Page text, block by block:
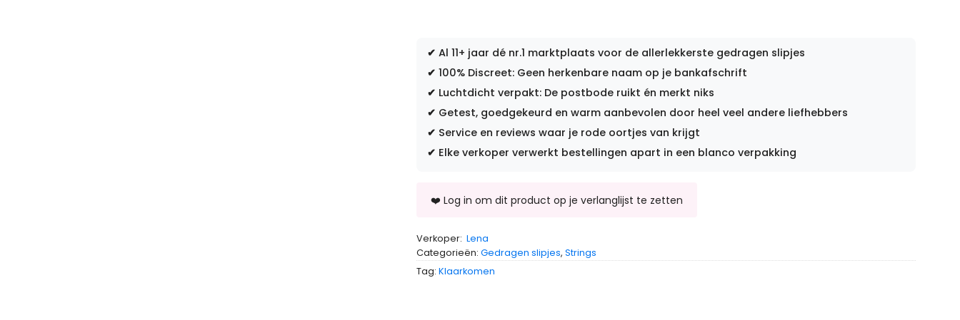
✔ Al 11+ jaar dé nr.1 marktplaats voor de allerlekkerste gedragen slipjes
✔ 100% Discreet: Geen herkenbare naam op je bankafschrift
✔ Luchtdicht verpakt: De postbode ruikt én merkt niks
✔ Getest, goedgekeurd en warm aanbevolen door heel veel andere liefhebbers
✔ Service en reviews waar je rode oortjes van krijgt
✔ Elke verkoper verwerkt bestellingen apart in een blanco verpakking
Verkoper: Lena
Categorieën: Gedragen slipjes, Strings
Tag: Klaarkomen